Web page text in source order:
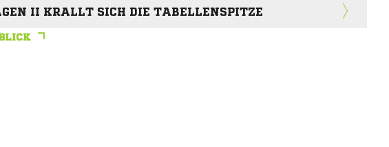
II KRALLT SICH DIE TABELLENSPITZE